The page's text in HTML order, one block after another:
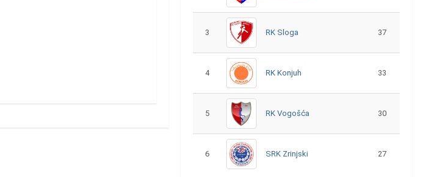
3 RK Sloga 37
4 RK Konjuh 33
5 RK Vogošća 30
6 SRK Zrinjski 27